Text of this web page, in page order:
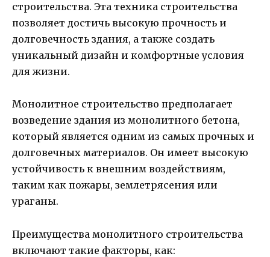
строительства. Эта техника строительства
позволяет достичь высокую прочность и
долговечность здания, а также создать
уникальный дизайн и комфортные условия
для жизни.
Монолитное строительство предполагает
возведение здания из монолитного бетона,
который является одним из самых прочных и
долговечных материалов. Он имеет высокую
устойчивость к внешним воздействиям,
таким как пожары, землетрясения или
ураганы.
Преимущества монолитного строительства
включают такие факторы, как: